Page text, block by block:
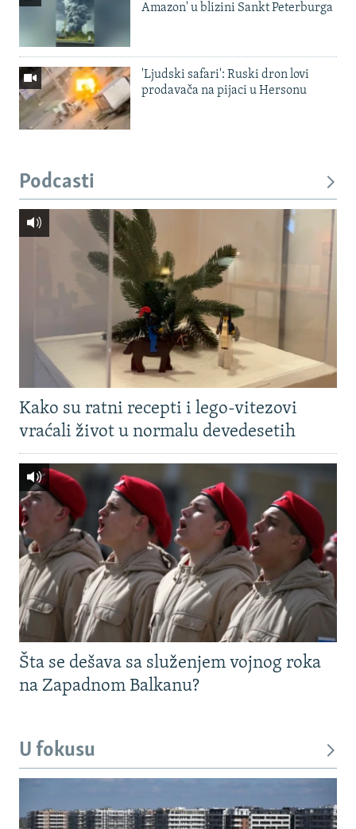
Amazon' u blizini Sankt Peterburga
'Ljudski safari': Ruski dron lovi
prodavača na pijaci u Hersonu
Podcasti
Kako su ratni recepti i lego-vitezovi
vraćali život u normalu devedesetih
Šta se dešava sa služenjem vojnog roka
na Zapadnom Balkanu?
U fokusu